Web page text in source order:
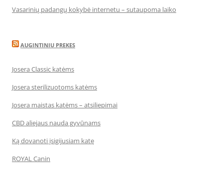
Vasarinių padangų kokybė internetu – sutaupoma laiko
AUGINTINIU PREKES
Josera Classic katėms
Josera sterilizuotoms katėms
Josera maistas katėms – atsiliepimai
CBD aliejaus nauda gyvūnams
Ką dovanoti įsigijusiam katę
ROYAL Canin